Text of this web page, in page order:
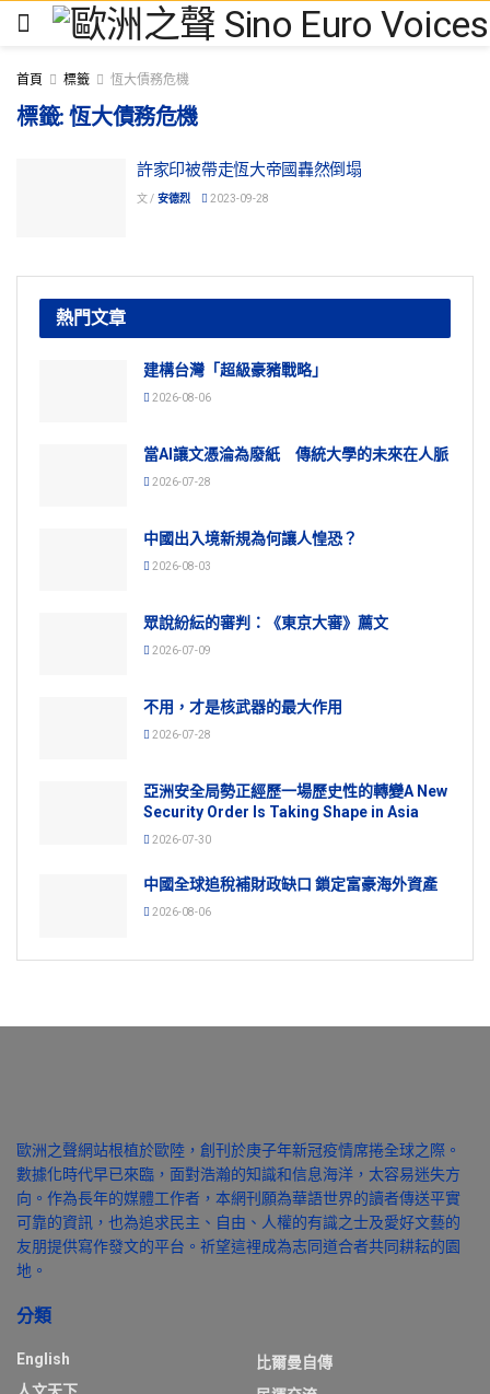
首頁 標籤 恆大債務危機
標籤:恆大債務危機
許家印被帶走恆大帝國轟然倒塌
文 / 安德烈 2023-09-28
熱門文章
建構台灣「超級豪豬戰略」
2026-08-06
當AI讓文憑淪為廢紙 傳統大學的未來在人脈
2026-07-28
中國出入境新規為何讓人惶恐？
2026-08-03
眾說紛紜的審判：《東京大審》薦文
2026-07-09
不用，才是核武器的最大作用
2026-07-28
亞洲安全局勢正經歷一場歷史性的轉變A New
Security Order Is Taking Shape in Asia
2026-07-30
中國全球追稅補財政缺口 鎖定富豪海外資產
2026-08-06
歐洲之聲網站根植於歐陸，創刊於庚子年新冠疫情席捲全球之際。
數據化時代早已來臨，面對浩瀚的知識和信息海洋，太容易迷失方
向。作為長年的媒體工作者，本網刊願為華語世界的讀者傳送平實
可靠的資訊，也為追求民主、自由、人權的有識之士及愛好文藝的
友朋提供寫作發文的平台。祈望這裡成為志同道合者共同耕耘的園
地。
分類
English
人文天下
比爾曼自傳